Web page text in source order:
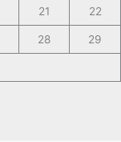
21 22
28 29